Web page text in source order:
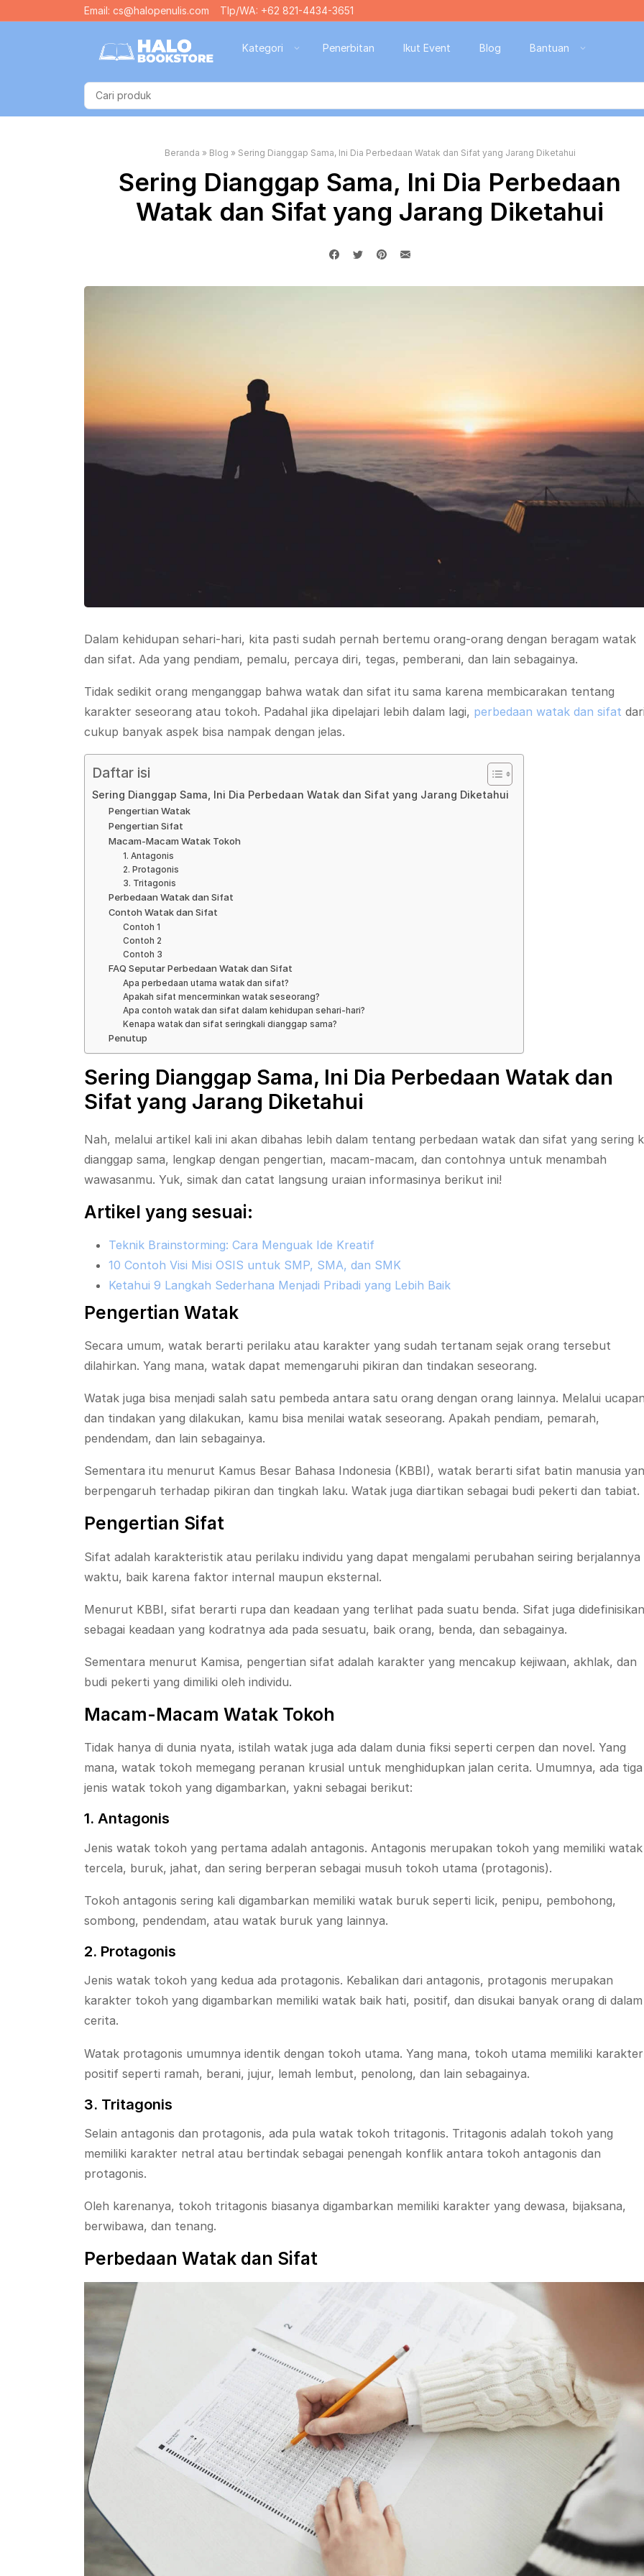
Email: cs@halopenulis.com Tlp/WA: +62 821-4434-3651
Kategori Penerbitan Ikut Event Blog Bantuan
Beranda » Blog » Sering Dianggap Sama, Ini Dia Perbedaan Watak dan Sifat yang Jarang Diketahui
Sering Dianggap Sama, Ini Dia Perbedaan
Watak dan Sifat yang Jarang Diketahui
Dalam kehidupan sehari-hari, kita pasti sudah pernah bertemu orang-orang dengan beragam watak
dan sifat. Ada yang pendiam, pemalu, percaya diri, tegas, pemberani, dan lain sebagainya.
Tidak sedikit orang menganggap bahwa watak dan sifat itu sama karena membicarakan tentang
karakter seseorang atau tokoh. Padahal jika dipelajari lebih dalam lagi, perbedaan watak dan sifat dari
cukup banyak aspek bisa nampak dengan jelas.
Daftar isi
Sering Dianggap Sama, Ini Dia Perbedaan Watak dan Sifat yang Jarang Diketahui
Pengertian Watak
Pengertian Sifat
Macam-Macam Watak Tokoh
1. Antagonis
2. Protagonis
3. Tritagonis
Perbedaan Watak dan Sifat
Contoh Watak dan Sifat
Contoh 1
Contoh 2
Contoh 3
FAQ Seputar Perbedaan Watak dan Sifat
Apa perbedaan utama watak dan sifat?
Apakah sifat mencerminkan watak seseorang?
Apa contoh watak dan sifat dalam kehidupan sehari-hari?
Kenapa watak dan sifat seringkali dianggap sama?
Penutup
Sering Dianggap Sama, Ini Dia Perbedaan Watak dan
Sifat yang Jarang Diketahui
Nah, melalui artikel kali ini akan dibahas lebih dalam tentang perbedaan watak dan sifat yang sering
dianggap sama, lengkap dengan pengertian, macam-macam, dan contohnya untuk menambah
wawasanmu. Yuk, simak dan catat langsung uraian informasinya berikut ini!
Artikel yang sesuai:
Teknik Brainstorming: Cara Menguak Ide Kreatif
10 Contoh Visi Misi OSIS untuk SMP, SMA, dan SMK
Ketahui 9 Langkah Sederhana Menjadi Pribadi yang Lebih Baik
Pengertian Watak
Secara umum, watak berarti perilaku atau karakter yang sudah tertanam sejak orang tersebut
dilahirkan. Yang mana, watak dapat memengaruhi pikiran dan tindakan seseorang.
Watak juga bisa menjadi salah satu pembeda antara satu orang dengan orang lainnya. Melalui ucapan
dan tindakan yang dilakukan, kamu bisa menilai watak seseorang. Apakah pendiam, pemarah,
pendendam, dan lain sebagainya.
Sementara itu menurut Kamus Besar Bahasa Indonesia (KBBI), watak berarti sifat batin manusia
berpengaruh terhadap pikiran dan tingkah laku. Watak juga diartikan sebagai budi pekerti dan tabiat.
Pengertian Sifat
Sifat adalah karakteristik atau perilaku individu yang dapat mengalami perubahan seiring berjalannya
waktu, baik karena faktor internal maupun eksternal.
Menurut KBBI, sifat berarti rupa dan keadaan yang terlihat pada suatu benda. Sifat juga didefinisikan
sebagai keadaan yang kodratnya ada pada sesuatu, baik orang, benda, dan sebagainya.
Sementara menurut Kamisa, pengertian sifat adalah karakter yang mencakup kejiwaan, akhlak, dan
budi pekerti yang dimiliki oleh individu.
Macam-Macam Watak Tokoh
Tidak hanya di dunia nyata, istilah watak juga ada dalam dunia fiksi seperti cerpen dan novel. Yang
mana, watak tokoh memegang peranan krusial untuk menghidupkan jalan cerita. Umumnya, ada tiga
jenis watak tokoh yang digambarkan, yakni sebagai berikut:
1. Antagonis
Jenis watak tokoh yang pertama adalah antagonis. Antagonis merupakan tokoh yang memiliki watak
tercela, buruk, jahat, dan sering berperan sebagai musuh tokoh utama (protagonis).
Tokoh antagonis sering kali digambarkan memiliki watak buruk seperti licik, penipu, pembohong,
sombong, pendendam, atau watak buruk yang lainnya.
2. Protagonis
Jenis watak tokoh yang kedua ada protagonis. Kebalikan dari antagonis, protagonis merupakan
karakter tokoh yang digambarkan memiliki watak baik hati, positif, dan disukai banyak orang di dalam
cerita.
Watak protagonis umumnya identik dengan tokoh utama. Yang mana, tokoh utama memiliki karakter
positif seperti ramah, berani, jujur, lemah lembut, penolong, dan lain sebagainya.
3. Tritagonis
Selain antagonis dan protagonis, ada pula watak tokoh tritagonis. Tritagonis adalah tokoh yang
memiliki karakter netral atau bertindak sebagai penengah konflik antara tokoh antagonis dan
protagonis.
Oleh karenanya, tokoh tritagonis biasanya digambarkan memiliki karakter yang dewasa, bijaksana,
berwibawa, dan tenang.
Perbedaan Watak dan Sifat